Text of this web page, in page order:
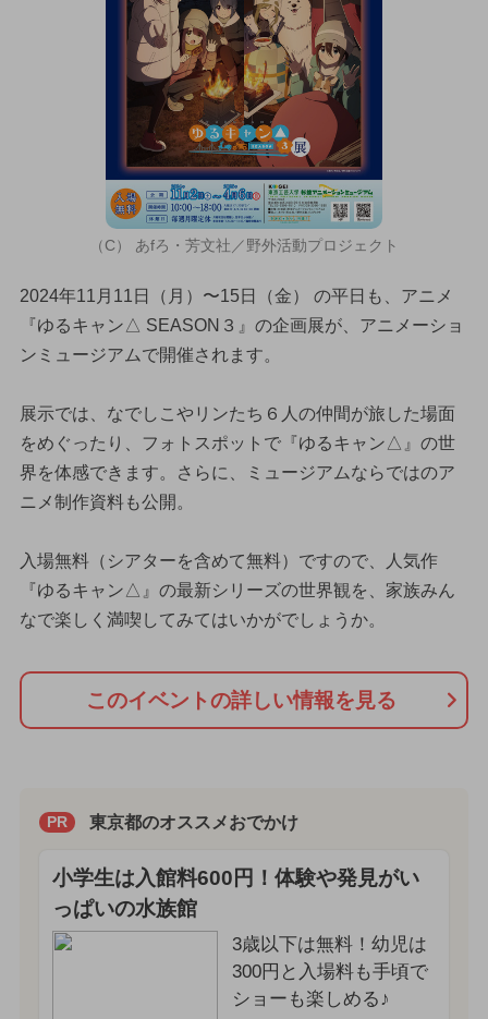
（C） あfろ・芳文社／野外活動プロジェクト
2024年11月11日（月）〜15日（金） の平日も、アニメ
『ゆるキャン△ SEASON３』の企画展が、アニメーショ
ンミュージアムで開催されます。
展示では、なでしこやリンたち６人の仲間が旅した場面
をめぐったり、フォトスポットで『ゆるキャン△』の世
界を体感できます。さらに、ミュージアムならではのア
ニメ制作資料も公開。
入場無料（シアターを含めて無料）ですので、人気作
『ゆるキャン△』の最新シリーズの世界観を、家族みん
なで楽しく満喫してみてはいかがでしょうか。
このイベントの詳しい情報を見る
PR 東京都のオススメおでかけ
小学生は入館料600円！体験や発見がい
っぱいの水族館
3歳以下は無料！幼児は
300円と入場料も手頃で
ショーも楽しめる♪